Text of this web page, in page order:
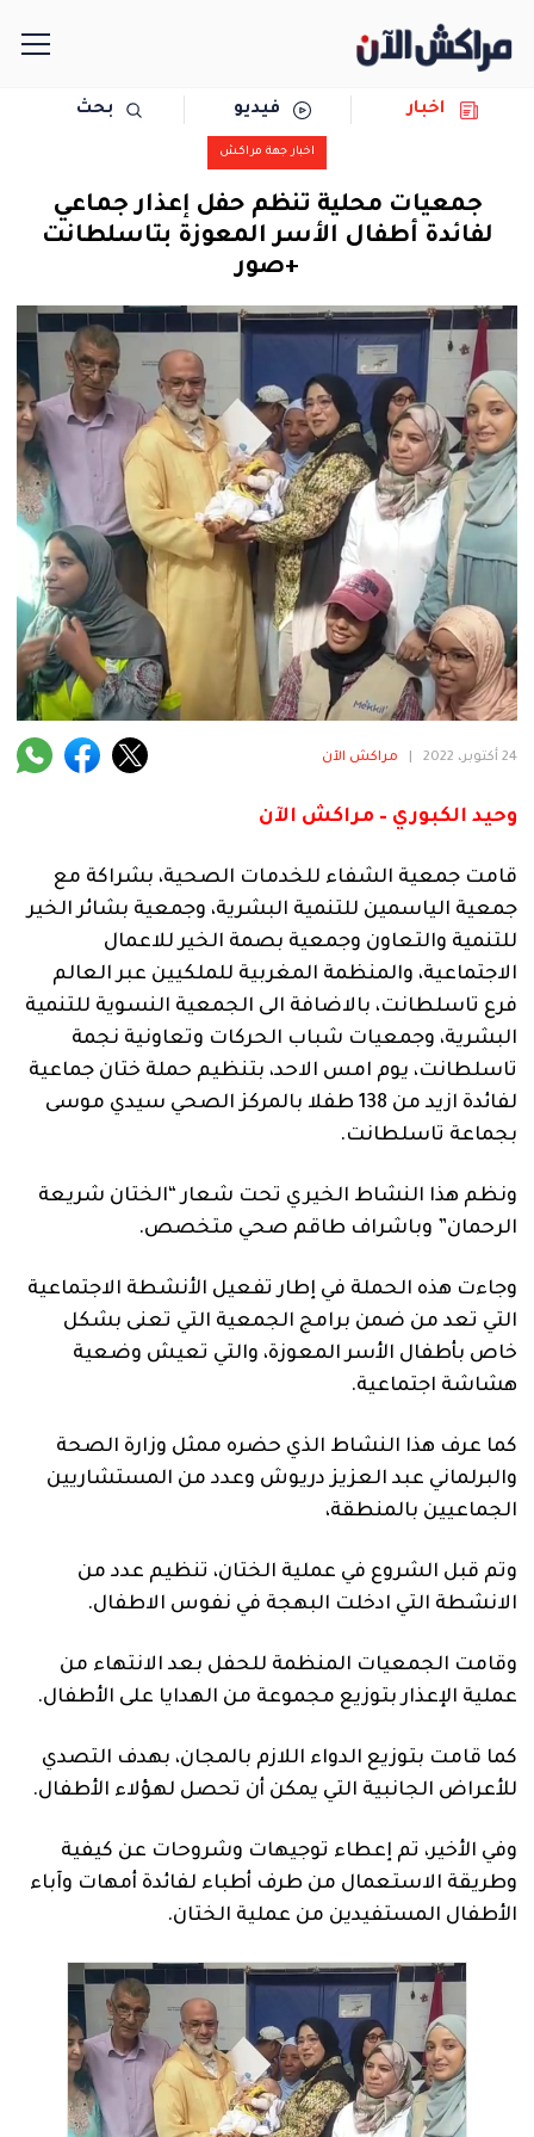
سياسة
رياضة
حوادث
دولية
المرأة
فنية
آراء
اخبار فيديو بحث
اخبار جهة مراكش
جمعيات محلية تنظم حفل إعذار جماعي
لفائدة أطفال الأسر المعوزة بتاسلطانت
+صور
24 أكتوبر، 2022 مراكش الآن
وحيد الكبوري – مراكش الآن
قامت جمعية الشفاء للخدمات الصحية، بشراكة مع
جمعية الياسمين للتنمية البشرية، وجمعية بشائر الخير
للتنمية والتعاون وجمعية بصمة الخير للاعمال
الاجتماعية، والمنظمة المغربية للملكيين عبر العالم
فرع تاسلطانت، بالاضافة الى الجمعية النسوية للتنمية
البشرية، وجمعيات شباب الحركات وتعاونية نجمة
تاسلطانت، يوم امس الاحد، بتنظيم حملة ختان جماعية
لفائدة ازيد من 138 طفلا بالمركز الصحي سيدي موسى
بجماعة تاسلطانت.
ونظم هذا النشاط الخيري تحت شعار “الختان شريعة
الرحمان” وباشراف طاقم صحي متخصص.
وجاءت هذه الحملة في إطار تفعيل الأنشطة الاجتماعية
التي تعد من ضمن برامج الجمعية التي تعنى بشكل
خاص بأطفال الأسر المعوزة، والتي تعيش وضعية
هشاشة اجتماعية.
كما عرف هذا النشاط الذي حضره ممثل وزارة الصحة
والبرلماني عبد العزيز دريوش وعدد من المستشاريين
الجماعيين بالمنطقة،
وتم قبل الشروع في عملية الختان، تنظيم عدد من
الانشطة التي ادخلت البهجة في نفوس الاطفال.
وقامت الجمعيات المنظمة للحفل بعد الانتهاء من
عملية الإعذار بتوزيع مجموعة من الهدايا على الأطفال.
كما قامت بتوزيع الدواء اللازم بالمجان، بهدف التصدي
للأعراض الجانبية التي يمكن أن تحصل لهؤلاء الأطفال.
وفي الأخير، تم إعطاء توجيهات وشروحات عن كيفية
وطريقة الاستعمال من طرف أطباء لفائدة أمهات وآباء
الأطفال المستفيدين من عملية الختان.